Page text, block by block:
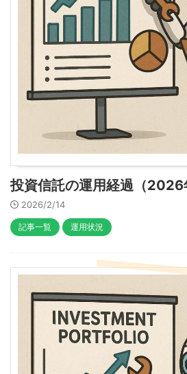
投資信託の運用経過（2026
2026/2/14
記事一覧 運用状況